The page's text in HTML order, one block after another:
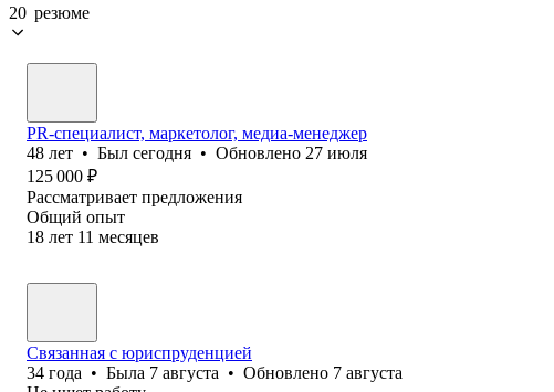
20 резюме
PR-специалист, маркетолог, медиа-менеджер
48 лет • Был сегодня • Обновлено 27 июля
125 000 ₽
Рассматривает предложения
Общий опыт
18 лет 11 месяцев
Связанная с юриспруденцией
34 года • Была 7 августа • Обновлено 7 августа